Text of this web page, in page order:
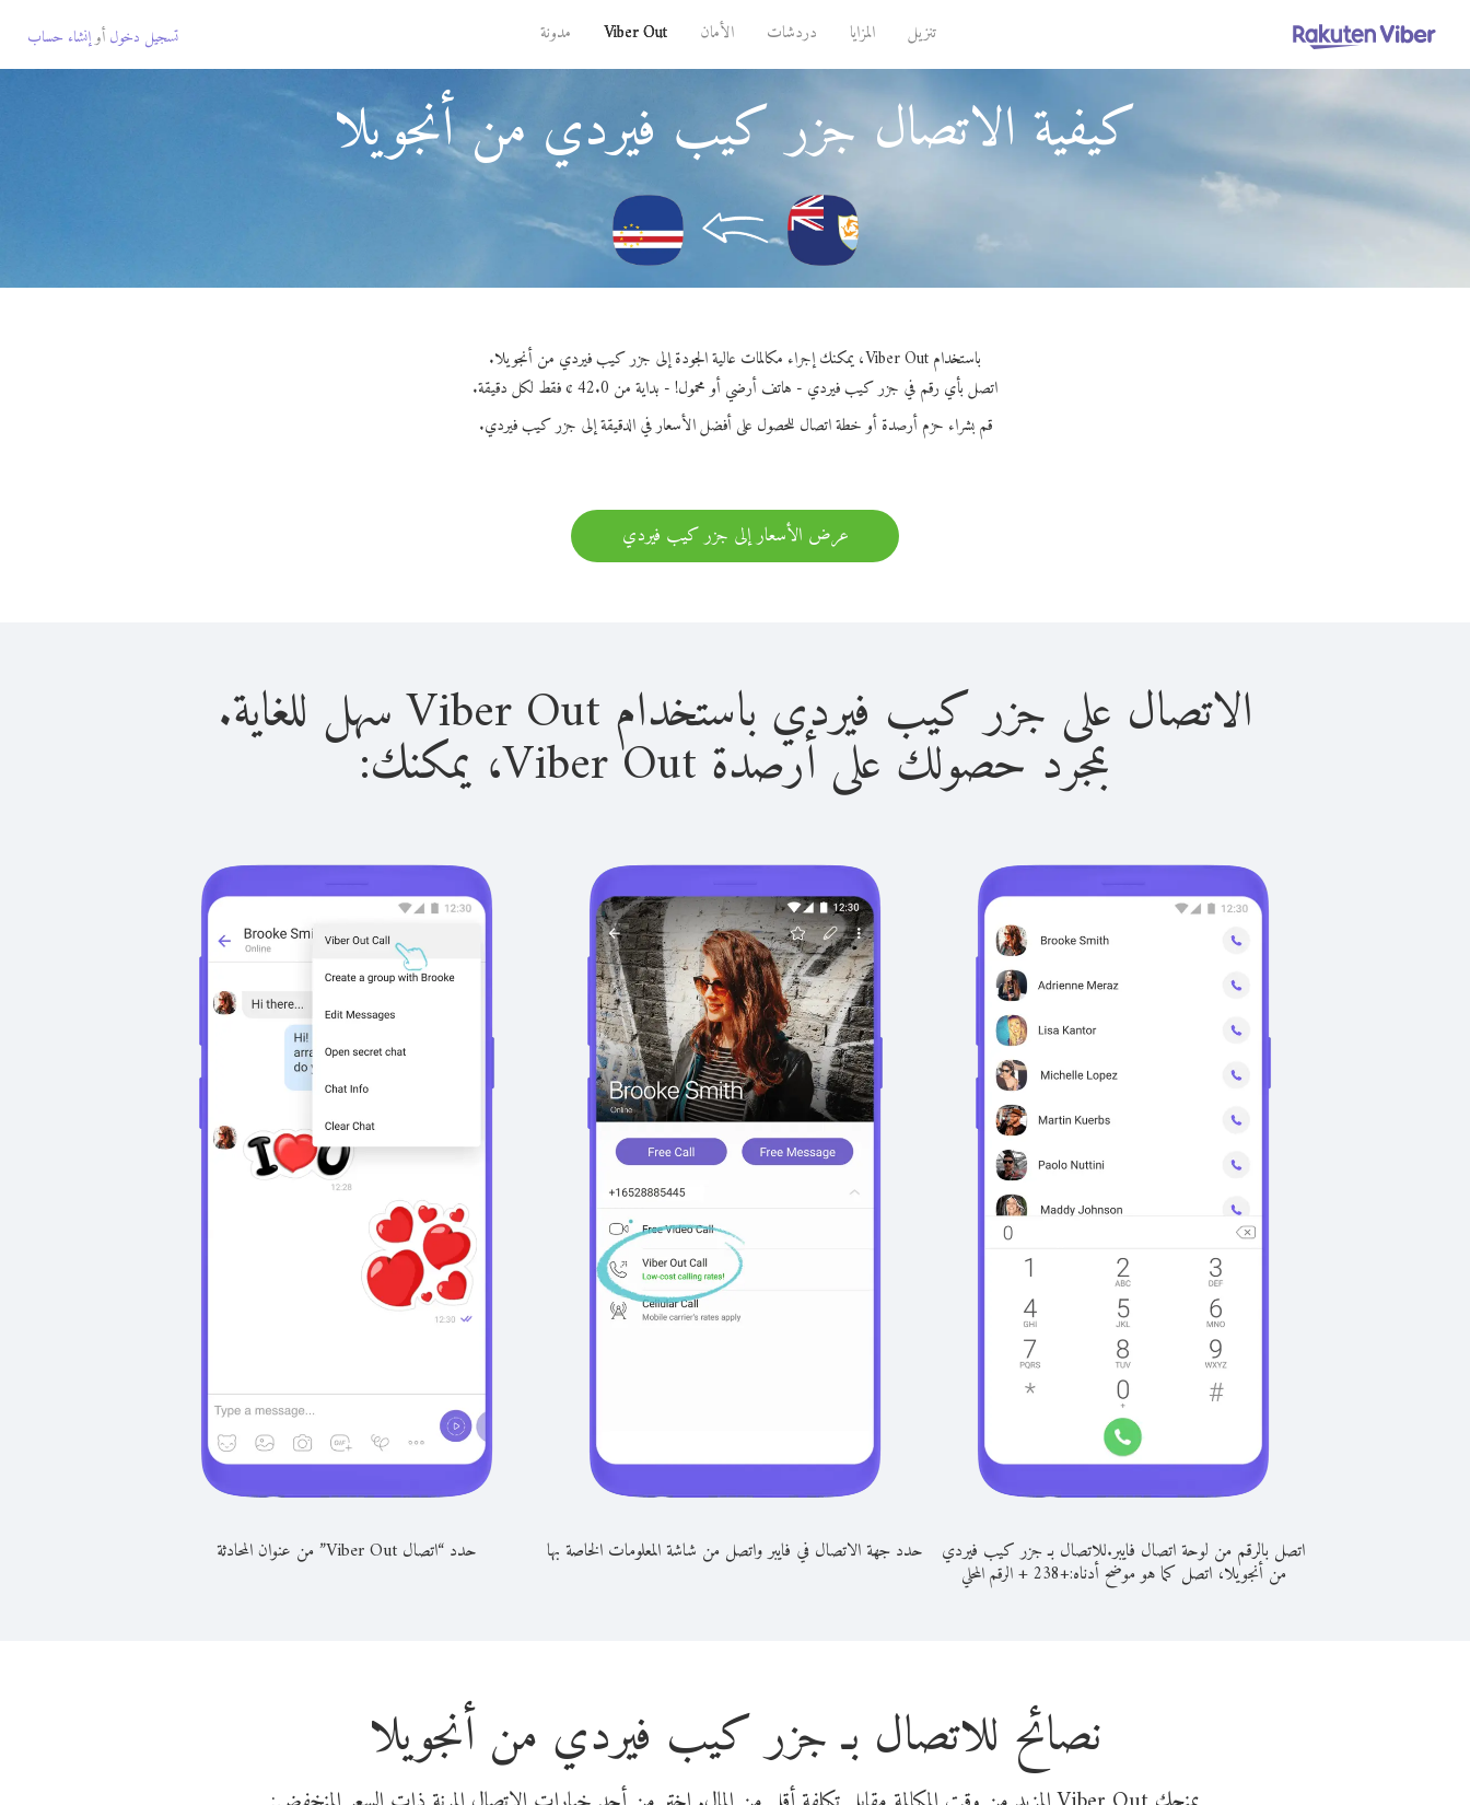
تنزيل المزايا دردشات الأمان Viber Out مدونة تسجيل دخول أوإنشاء حساب
كيفية الاتصال جزر كيب فيردي من أنجويلا
باستخدام Viber Out، يمكنك إجراء مكالمات عالية الجودة إلى جزر كيب فيردي من أنجويلا.
اتصل بأي رقم في جزر كيب فيردي - هاتف أرضي أو محمول! - بداية من 42.0 ¢ فقط لكل دقيقة.
قم بشراء حزم أرصدة أو خطة اتصال للحصول على أفضل الأسعار في الدقيقة إلى جزر كيب فيردي.
عرض الأسعار إلى جزر كيب فيردي
الاتصال على جزر كيب فيردي باستخدام Viber Out سهل للغاية.
بمجرد حصولك على أرصدة Viber Out، يمكنك:
اتصل بالرقم من لوحة اتصال فايبر.للاتصال بـ جزر كيب فيردي
من أنجويلا، اتصل كما هو موضح أدناه:+
238
+الرقم المحلي
حدد جهة الاتصال في فايبر واتصل من شاشة المعلومات الخاصة بها حدد “اتصال Viber Out” من عنوان المحادثة
نصائح للاتصال بـ جزر كيب فيردي من أنجويلا